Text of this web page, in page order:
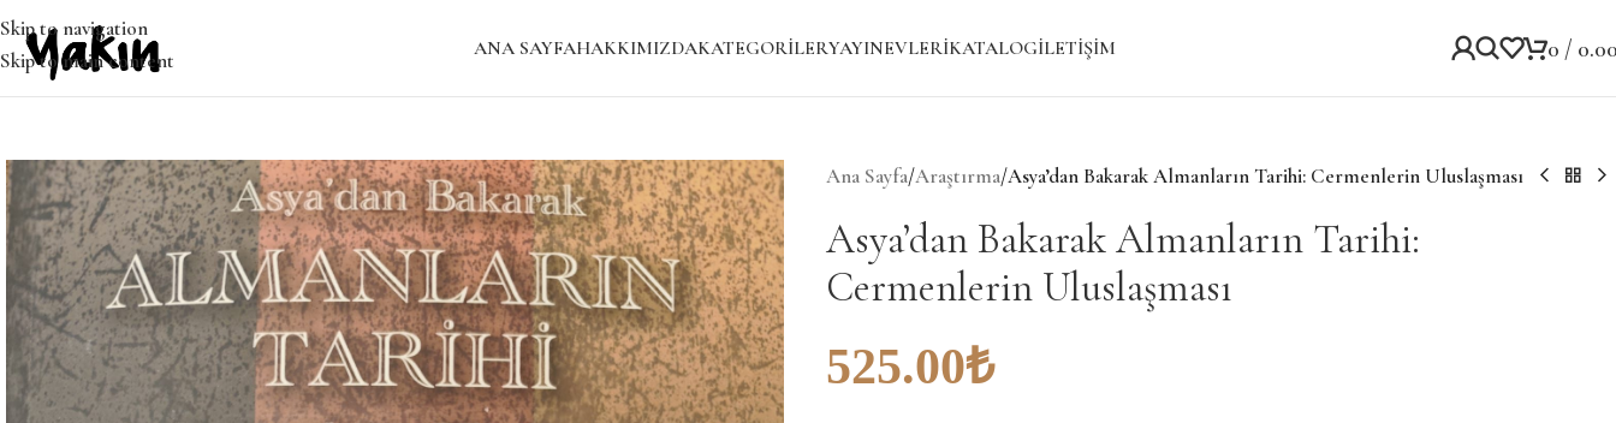
Skip to navigation
Skip to main content
ANA SAYFAHAKKIMIZDAKATEGORILERYAYINEVLERIKATALOGİLETIŞIM 0 /
Ana Sayfa/Araştırma/Asya’dan Bakarak Almanların Tarihi: Cermenlerin Uluslaşması
Asya’dan Bakarak Almanların Tarihi:
Cermenlerin Uluslaşması
525.00₺